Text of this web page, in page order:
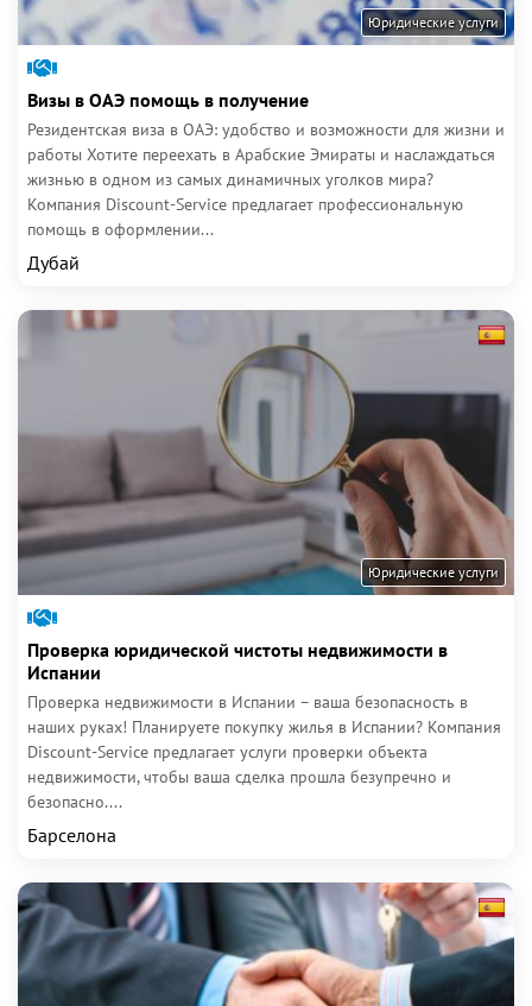
Юридические услуги
Визы в ОАЭ помощь в получение
Резидентская виза в ОАЭ: удобство и возможности для жизни и
работы Хотите переехать в Арабские Эмираты и наслаждаться
жизнью в одном из самых динамичных уголков мира?
Компания Discount-Service предлагает профессиональную
помощь в оформлении...
Дубай
Юридические услуги
Проверка юридической чистоты недвижимости в
Испании
Проверка недвижимости в Испании – ваша безопасность в
наших руках! Планируете покупку жилья в Испании? Компания
Discount-Service предлагает услуги проверки объекта
недвижимости, чтобы ваша сделка прошла безупречно и
безопасно....
Барселона